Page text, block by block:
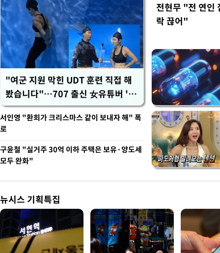
"여군 지원 막힌 UDT 훈련 직접 해
봤습니다"…707 출신 女유튜버 '완
벽 소화'
전현무 "전 연인
락 끊어"
서인영 "환희가 크리스마스 같이 보내자 해" 폭
로
구윤철 "실거주 30억 이하 주택은 보유·양도세
모두 완화"
뉴시스 기획특집